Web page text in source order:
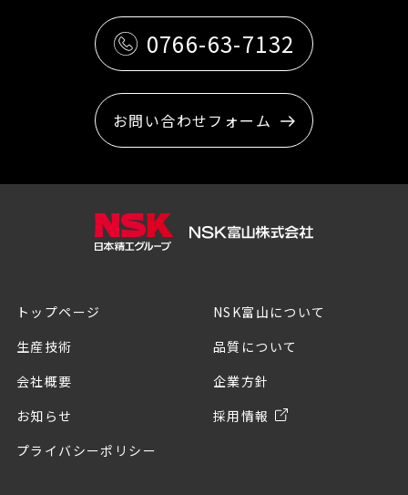
0766-63-7132
お問い合わせフォーム
トップページ
NSK富山について
生産技術
品質について
会社概要
企業方針
お知らせ
採用情報
プライバシーポリシー